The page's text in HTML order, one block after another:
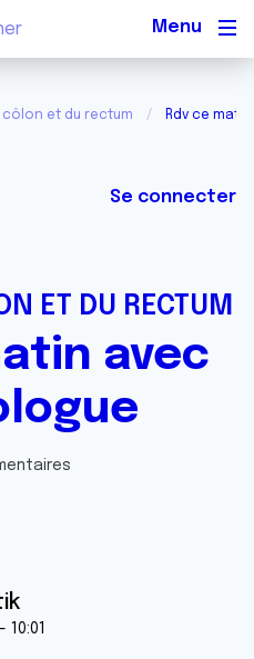
côlon et du rectum Rdv ce
Se connecter
ET DU RECTUM
avec